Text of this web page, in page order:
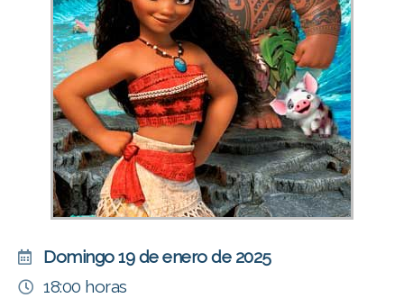
Domingo 19 de enero de 2025
18:00 horas